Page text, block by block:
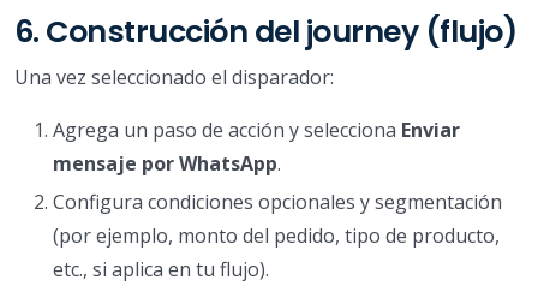
6. Construcción del journey (flujo)
Una vez seleccionado el disparador:
Agrega un paso de acción y selecciona Enviar
mensaje por WhatsApp.
Configura condiciones opcionales y segmentación
(por ejemplo, monto del pedido, tipo de producto,
etc., si aplica en tu flujo).